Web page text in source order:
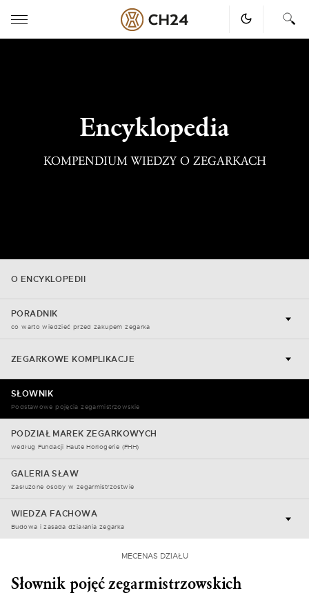
Encyklopedia
KOMPENDIUM WIEDZY O ZEGARKACH
O ENCYKLOPEDII
PORADNIK
co warto wiedzieć przed zakupem zegarka
ZEGARKOWE KOMPLIKACJE
SŁOWNIK
Podstawowe pojęcia zegarmistrzowskie
PODZIAŁ MAREK ZEGARKOWYCH
według Fundacji Haute Horlogerie (FHH)
GALERIA SŁAW
Zasłużone osoby w zegarmistrzostwie
WIEDZA FACHOWA
Budowa i zasada działania zegarka
MECENAS DZIAŁU
Słownik pojęć zegarmistrzowskich